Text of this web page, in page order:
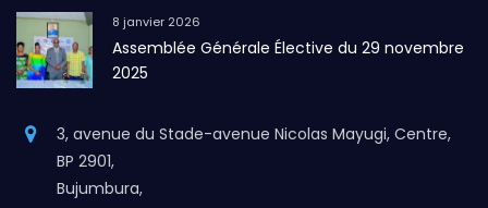
8 janvier 2026
Assemblée Générale Élective du 29 novembre
2025
3, avenue du Stade-avenue Nicolas Mayugi, Centre,
BP 2901,
Bujumbura,